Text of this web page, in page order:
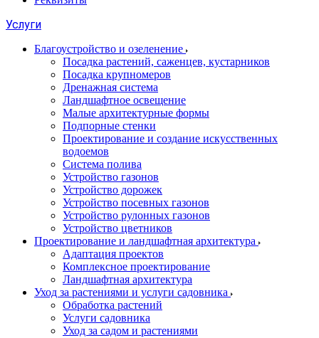
Услуги
Благоустройство и озеленение
Посадка растений, саженцев, кустарников
Посадка крупномеров
Дренажная система
Ландшафтное освещение
Малые архитектурные формы
Подпорные стенки
Проектирование и создание искусственных
водоемов
Система полива
Устройство газонов
Устройство дорожек
Устройство посевных газонов
Устройство рулонных газонов
Устройство цветников
Проектирование и ландшафтная архитектура
Адаптация проектов
Комплексное проектирование
Ландшафтная архитектура
Уход за растениями и услуги садовника
Обработка растений
Услуги садовника
Уход за садом и растениями